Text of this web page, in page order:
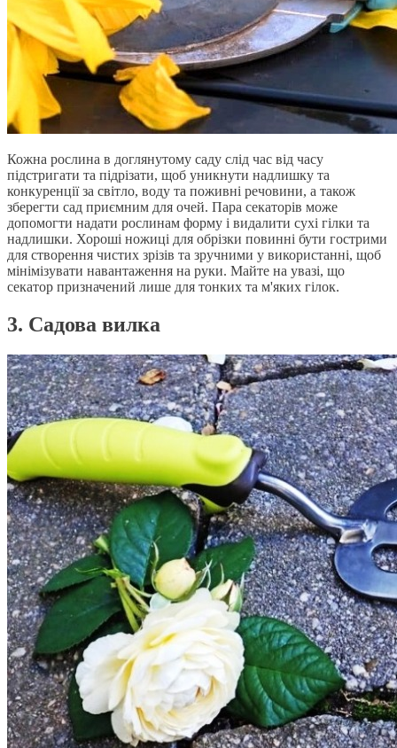
Кожна рослина в доглянутому саду слід час від часу
підстригати та підрізати, щоб уникнути надлишку та
конкуренції за світло, воду та поживні речовини, а також
зберегти сад приємним для очей. Пара секаторів може
допомогти надати рослинам форму і видалити сухі гілки та
надлишки. Хороші ножиці для обрізки повинні бути гострими
для створення чистих зрізів та зручними у використанні, щоб
мінімізувати навантаження на руки. Майте на увазі, що
секатор призначений лише для тонких та м'яких гілок.
3. Садова вилка